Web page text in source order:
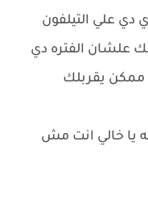
علي التيلفون
علشان الفتره دي
يقربلك
يا خالي انت مش